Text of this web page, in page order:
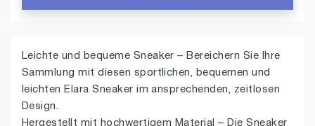
Leichte und bequeme Sneaker – Bereichern Sie Ihre
Sammlung mit diesen sportlichen, bequemen und
leichten Elara Sneaker im ansprechenden, zeitlosen
Design.
Hergestellt mit hochwertigem Material – Die Sneaker